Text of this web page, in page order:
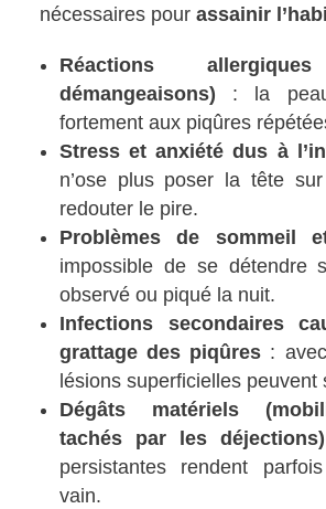
nécessaires pourassainir
Réactions
démangeaisons) : la
fortement aux piqûres
Stress et anxiété dus à
n’ose plus poser la tête sur
redouter le pire.
Problèmes de sommeil
impossible de se détendre
observé ou piqué la nuit.
Infections secondaires
grattage des piqûres :
lésions superficielles peuvent
Dégâts matériels
tachés par les déjections)
persistantes rendent
vain.